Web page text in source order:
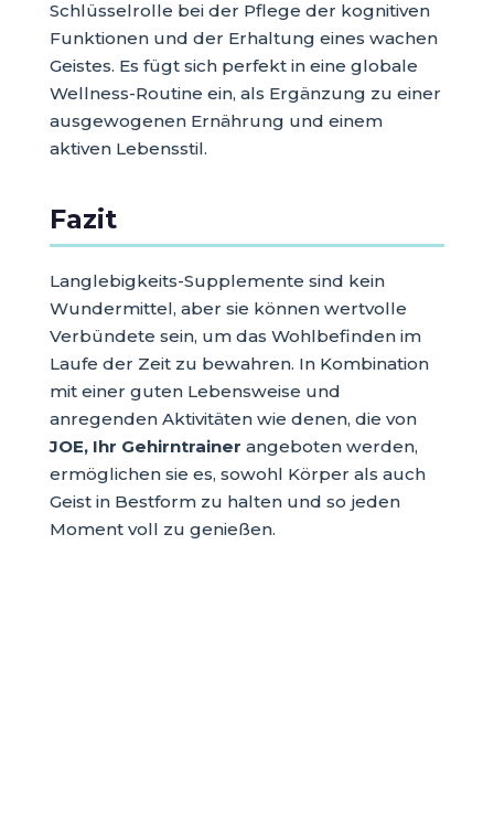
Schlüsselrolle bei der Pflege der kognitiven
Funktionen und der Erhaltung eines wachen
Geistes. Es fügt sich perfekt in eine globale
Wellness-Routine ein, als Ergänzung zu einer
ausgewogenen Ernährung und einem
aktiven Lebensstil.
Fazit
Langlebigkeits-Supplemente sind kein
Wundermittel, aber sie können wertvolle
Verbündete sein, um das Wohlbefinden im
Laufe der Zeit zu bewahren. In Kombination
mit einer guten Lebensweise und
anregenden Aktivitäten wie denen, die von
JOE, Ihr Gehirntrainer angeboten werden,
ermöglichen sie es, sowohl Körper als auch
Geist in Bestform zu halten und so jeden
Moment voll zu genießen.